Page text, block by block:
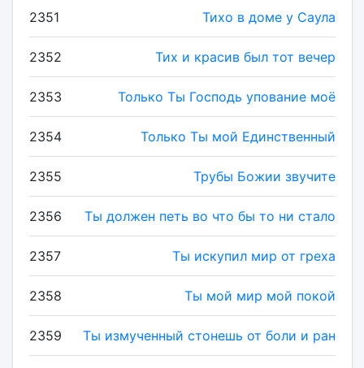
2351 Тихо в доме у Саула
2352 Тих и красив был тот вечер
2353 Только Ты Господь упование моё
2354 Только Ты мой Единственный
2355 Трубы Божии звучите
2356 Ты должен петь во что бы то ни стало
2357 Ты искупил мир от греха
2358 Ты мой мир мой покой
2359 Ты измученный стонешь от боли и ран